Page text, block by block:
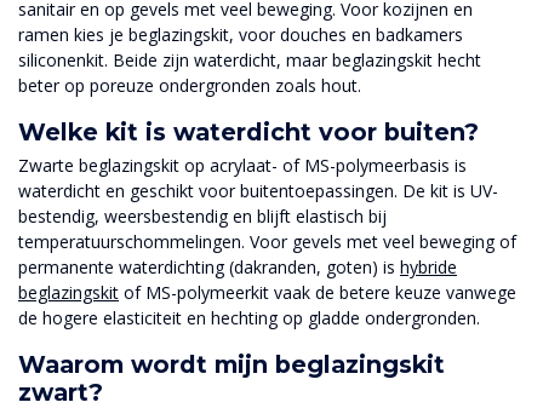
sanitair en op gevels met veel beweging. Voor kozijnen en
ramen kies je beglazingskit, voor douches en badkamers
siliconenkit. Beide zijn waterdicht, maar beglazingskit hecht
beter op poreuze ondergronden zoals hout.
Welke kit is waterdicht voor buiten?
Zwarte beglazingskit op acrylaat- of MS-polymeerbasis is
waterdicht en geschikt voor buitentoepassingen. De kit is UV-
bestendig, weersbestendig en blijft elastisch bij
temperatuurschommelingen. Voor gevels met veel beweging of
permanente waterdichting (dakranden, goten) is hybride
beglazingskit of MS-polymeerkit vaak de betere keuze vanwege
de hogere elasticiteit en hechting op gladde ondergronden.
Waarom wordt mijn beglazingskit
zwart?